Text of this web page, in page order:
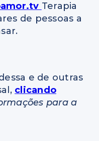
Terapia
de pessoas a
e de outras
clicando
para a